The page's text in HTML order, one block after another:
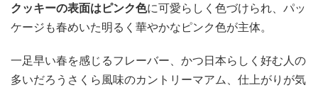
クッキーの表面はピンク色に可愛らしく色づけられ、パッ
ケージも春めいた明るく華やかなピンク色が主体。
一足早い春を感じるフレーバー、かつ日本らしく好む人の
多いだろうさくら風味のカントリーマアム、仕上がりが気